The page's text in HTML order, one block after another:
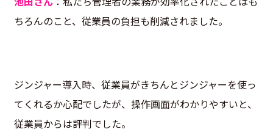
ちろんのこと、従業員の負担も削減されました。
ジンジャー導入時、従業員がきちんとジンジャーを使っ
てくれるか心配でしたが、操作画面がわかりやすいと、
従業員からは評判でした。